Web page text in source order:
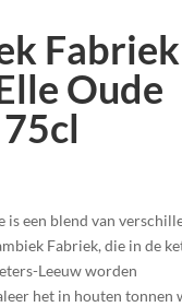
Fabriek
Oude
is een blend van
Fabriek, die in de
Leeuw worden
het in houten tonnen